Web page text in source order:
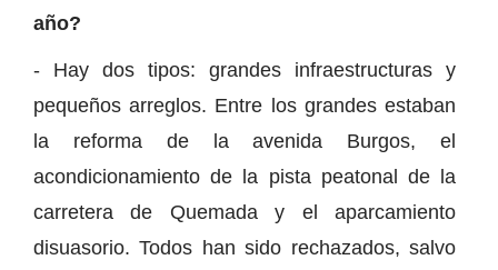
año?
- Hay dos tipos: grandes infraestructuras y
pequeños arreglos. Entre los grandes estaban
la reforma de la avenida Burgos, el
acondicionamiento de la pista peatonal de la
carretera de Quemada y el aparcamiento
disuasorio. Todos han sido rechazados, salvo